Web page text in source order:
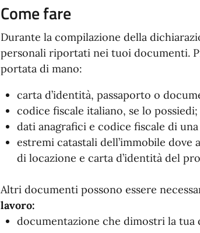
Come fare
Durante la compilazione della
personali riportati nei tuoi documenti.
portata di mano:
carta d’identità, passaporto o
codice fiscale italiano, se lo possiedi;
dati anagrafici e codice fiscale di
estremi catastali dell’immobile
di locazione e carta d’identità del
Altri documenti possono essere
lavoro:
documentazione che dimostri la